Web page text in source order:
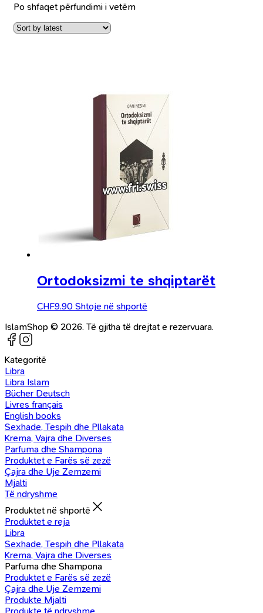
Po shfaqet përfundimi i vetëm
Ortodoksizmi te shqiptarët
CHF9.90 Shtoje në shportë
IslamShop © 2026. Të gjitha të drejtat e rezervuara.
Kategoritë
Libra
Libra Islam
Bücher Deutsch
Livres français
English books
Sexhade, Tespih dhe Pllakata
Krema, Vajra dhe Diverses
Parfuma dhe Shampona
Produktet e Farës së zezë
Çajra dhe Uje Zemzemi
Mjalti
Të ndryshme
Produktet në shportë
Produktet e reja
Libra
Sexhade, Tespih dhe Pllakata
Krema, Vajra dhe Diverses
Parfuma dhe Shampona
Produktet e Farës së zezë
Çajra dhe Uje Zemzemi
Produkte Mjalti
Produkte të ndryshme